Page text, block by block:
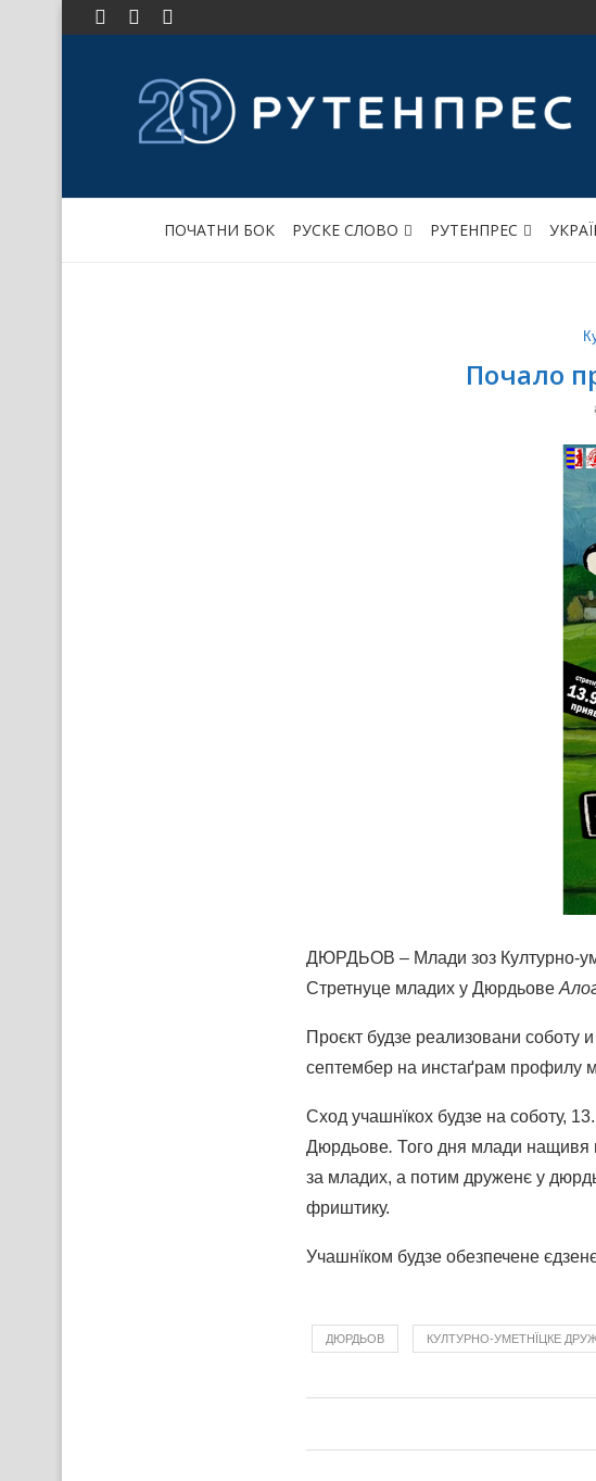
ПОЧАТНИ БОК РУСКЕ СЛОВО РУТЕНПРЕС
Почало
ДЮРДЬОВ – Млади зоз Културно-
Стретнуце младих у Дюрдьове
Проєкт будзе реализовани
септембер на инстаґрам профилу
Сход учашнїкох будзе на соботу,
Дюрдьове. Того дня млади нащивя
за младих, а потим друженє у
фриштику.
Учашнїком будзе обезпечене
ДЮРДЬОВ КУЛТУРНО-УМЕТНЇЦКE